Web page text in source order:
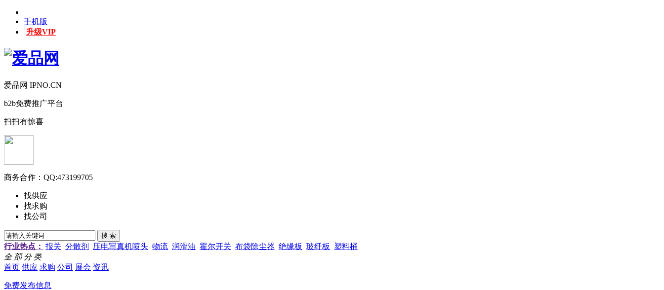
手机版
升级VIP
爱品网 IPNO.CN
b2b免费推广平台
扫扫有惊喜
商务合作： QQ:473199705
找供应
找求购
找公司
行业热点： 报关 分散剂 压电写真机喷头 物流 润滑油 霍尔开关 布袋除尘器 绝缘板 玻纤板
塑料桶
全 部 分 类
首页 供应 求购 公司 展会 资讯
免费发布信息